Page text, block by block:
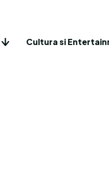
Cultura si